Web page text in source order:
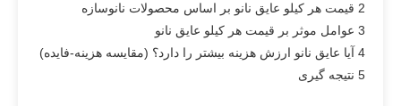
2 قیمت هر کیلو عایق نانو بر اساس محصولات نانوسازه
3 عوامل موثر بر قیمت هر کیلو عایق نانو
4 آیا عایق نانو ارزش هزینه بیشتر را دارد؟ (مقایسه هزینه-فایده)
5 نتیجه گیری